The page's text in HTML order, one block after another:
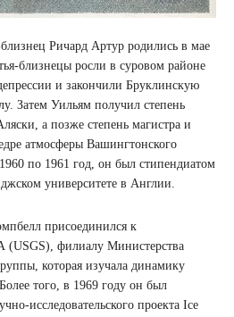
Ричард Артур родились в мае
близнецы росли в суровом районе
и закончили Бруклинскую
Затем Уильям получил степень
а позже степень магистра и
атмосферы Вашингтонского
по 1961 год, он был стипендиатом
университете в Англии.
присоединился к
(USGS), филиалу Министерства
которая изучала динамику
того, в 1969 году он был
исследовательского проекта Ice